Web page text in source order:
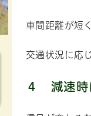
る 暮らしの便利
車間距離が短
交通状況に応
４ 減速時